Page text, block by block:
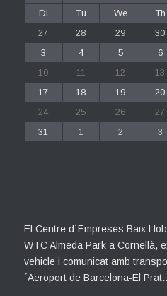
Dl
Tu We Th
27
28 29 30
3
4 5 6
10
11 12 13
17
18 19 20
24
25 26 27
31
1 2 3
El Centre d´Empreses Baix
WTC Almeda Park a Cornellà,
vehicle i comunicat amb
´Aeroport de Barcelona-El